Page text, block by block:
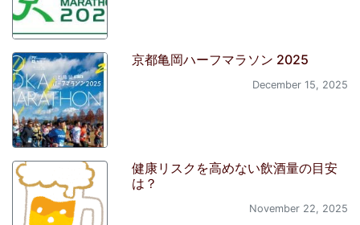
京都亀岡ハーフマラソン 2025
December 15, 2025
健康リスクを高めない飲酒量の目安
は？
November 22, 2025